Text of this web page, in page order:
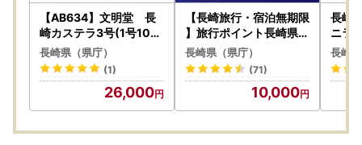
【AB634】文明堂 長
崎カステラ3号(1号10切
入×3本入) | カステラ
長崎県（県庁）
(1)
26,000
【長崎旅行・宿泊無期限
】旅行ポイント長崎県ふ
るなびトラベルポイント
長崎県（県庁）
(71)
10,000
長崎
ニラ
ーヨ
長崎